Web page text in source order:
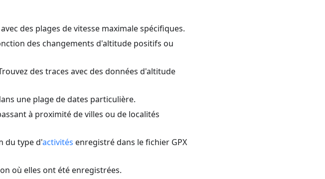
des plages de vitesse maximale spécifiques.
des changements d'altitude positifs ou
des traces avec des données d'altitude
une plage de dates particulière.
à proximité de villes ou de localités
du type d'activités enregistré dans le fichier GPX
où elles ont été enregistrées.